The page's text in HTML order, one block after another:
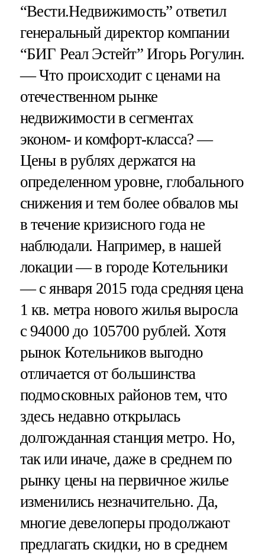
“Вести.Недвижимость” ответил
генеральный директор компании
“БИГ Реал Эстейт” Игорь Рогулин.
— Что происходит с ценами на
отечественном рынке
недвижимости в сегментах
эконом- и комфорт-класса? —
Цены в рублях держатся на
определенном уровне, глобального
снижения и тем более обвалов мы
в течение кризисного года не
наблюдали. Например, в нашей
локации — в городе Котельники
— с января 2015 года средняя цена
1 кв. метра нового жилья выросла
с 94000 до 105700 рублей. Хотя
рынок Котельников выгодно
отличается от большинства
подмосковных районов тем, что
здесь недавно открылась
долгожданная станция метро. Но,
так или иначе, даже в среднем по
рынку цены на первичное жилье
изменились незначительно. Да,
многие девелоперы продолжают
предлагать скидки, но в среднем